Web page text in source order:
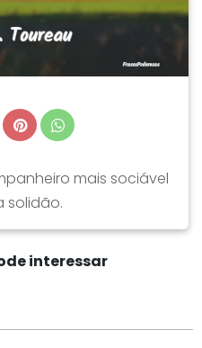
mais sociável
solidão.
interessar